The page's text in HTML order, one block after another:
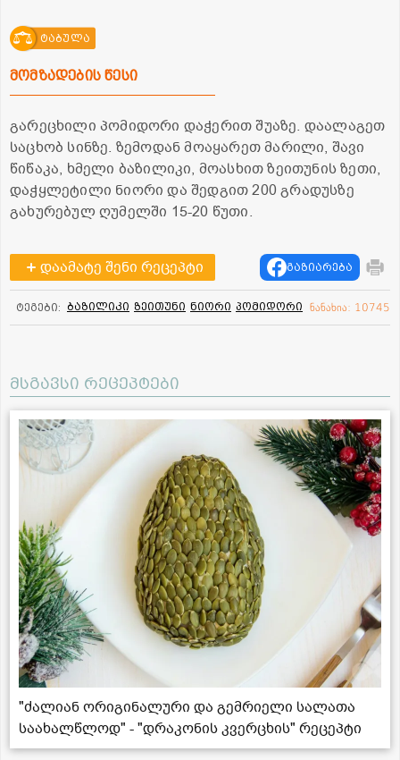
ტაბულა
მომზადების წესი
გარეცხილი პომიდორი დაჭერით შუაზე. დაალაგეთ
საცხობ სინზე. ზემოდან მოაყარეთ მარილი, შავი
წიწაკა, ხმელი ბაზილიკი, მოასხით ზეითუნის ზეთი,
დაჭყლეტილი ნიორი და შედგით 200 გრადუსზე
გახურებულ ღუმელში 15-20 წუთი.
დაამატე შენი რეცეპტი გაზიარება
ტეგები: ბაზილიკი ზეითუნი ნიორი პომიდორი ნანახია: 10745
მსგავსი რეცეპტები
"ძალიან ორიგინალური და გემრიელი სალათა
საახალწლოდ" - "დრაკონის კვერცხის" რეცეპტი